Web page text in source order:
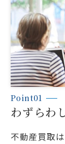
Point01
わずらわ
不動産買取